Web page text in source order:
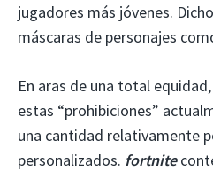
jugadores más jóvenes.
máscaras de personajes
En aras de una total
estas “prohibiciones”
una cantidad relativamente
personalizados. fortnite